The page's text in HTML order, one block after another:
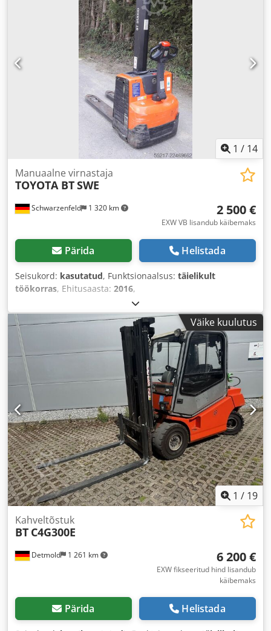
1 / 14
Schwarzenfeld 1 320 km
Manuaalne virnastaja
TOYOTA BTSWE
2 500 €
EXW VB lisandub käibemaks
Pärida Helistada
Seisukord: kasutatud, Funktsionaalsus: täielikult
töökorras, Ehitusaasta: 2016,
Väike kuulutus
1 / 19
Detmold 1 261 km
Kahveltõstuk
BT C4G300E
6 200 €
EXW fikseeritud hind lisandub
käibemaks
Pärida Helistada